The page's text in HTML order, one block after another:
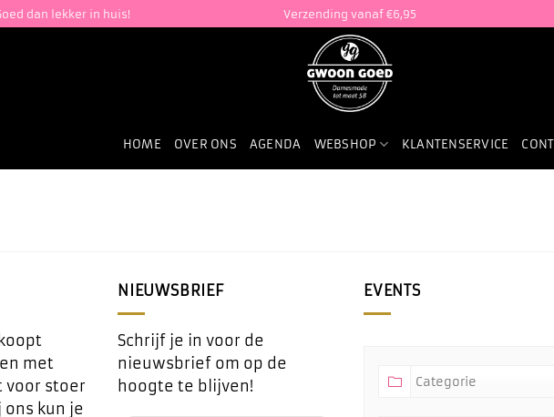
dan lekker in huis! Verzending vanaf €6,95
HOME OVER ONS AGENDA WEBSHOP KLANTENSERVICE
met
voor stoer
ons kun je
NIEUWSBRIEF
Schrijf je in voor de
nieuwsbrief om op de
hoogte te blijven!
EVENTS